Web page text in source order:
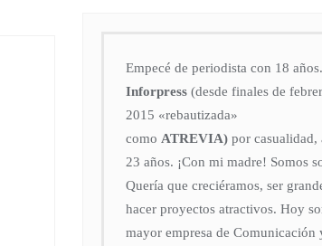
Empecé de periodista con 18
Inforpress (desde finales de
2015 «rebautizada»
como ATREVIA) por casualidad,
23 años. ¡Con mi madre! Somos
Quería que creciéramos, ser
hacer proyectos atractivos. Hoy
mayor empresa de Comunicación